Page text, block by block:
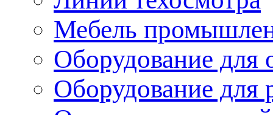
Мебель
Оборудование для
Оборудование для